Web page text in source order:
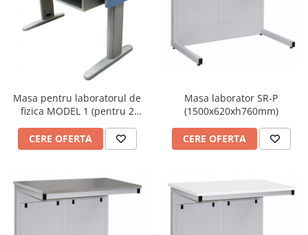
Masa pentru laboratorul de
fizica MODEL 1 (pentru 2
CERE OFERTA
Masa laborator SR-P
(1500x620xh760mm)
CERE OFERTA